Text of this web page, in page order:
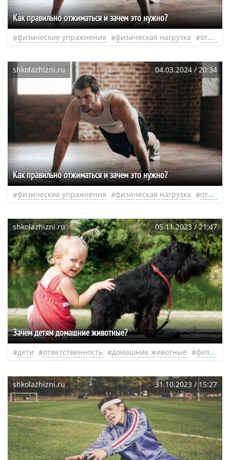
Как правильно отжиматься и зачем это нужно?
физические упражнения физическая нагрузка отжимания
shkolazhizni.ru 04.03.2024 / 20:34
Как правильно отжиматься и зачем это нужно?
физические упражнения физическая нагрузка отжимания
shkolazhizni.ru 05.11.2023 / 21:47
Зачем детям домашние животные?
дети ответственность домашние животные физическая нагрузка
shkolazhizni.ru 31.10.2023 / 15:27